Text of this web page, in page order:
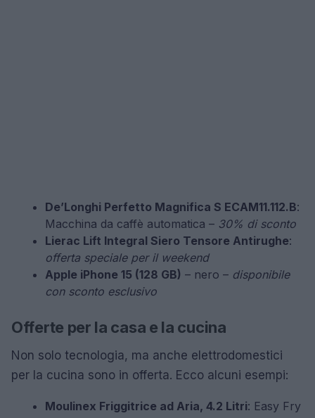
De’Longhi Perfetto Magnifica S ECAM11.112.B:
Macchina da caffè automatica – 30% di sconto
Lierac Lift Integral Siero Tensore Antirughe:
offerta speciale per il weekend
Apple iPhone 15 (128 GB) – nero – disponibile
con sconto esclusivo
Offerte per la casa e la cucina
Non solo tecnologia, ma anche elettrodomestici
per la cucina sono in offerta. Ecco alcuni esempi:
Moulinex Friggitrice ad Aria, 4.2 Litri: Easy Fry